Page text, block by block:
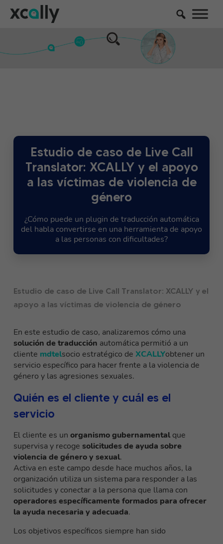
Estudio de caso de Live Call
Translator: XCALLY y el apoyo
a las víctimas de violencia de
género
¿Cómo puede un plugin de traducción automática
del habla convertirse en una herramienta de apoyo
a las personas con dificultades?
Estudio de caso de Live Call Translator: XCALLY y el
apoyo a las víctimas de violencia de género
En este estudio de caso, analizaremos cómo una
solución de traducción automática permitió a un
cliente mdtelsocio estratégico de XCALLYobtener un
servicio específico para hacer frente a la violencia de
género y las agresiones sexuales.
Quién es el cliente y cuál es el
servicio
El cliente es un organismo gubernamental que
supervisa y recoge solicitudes de ayuda sobre
violencia de género y sexual.
Activa en este campo desde hace muchos años, la
organización utiliza un sistema para responder a las
solicitudes y conectar a la persona que llama con
operadores específicamente formados para ofrecer
la ayuda necesaria y adecuada.
Los objetivos específicos siempre han sido